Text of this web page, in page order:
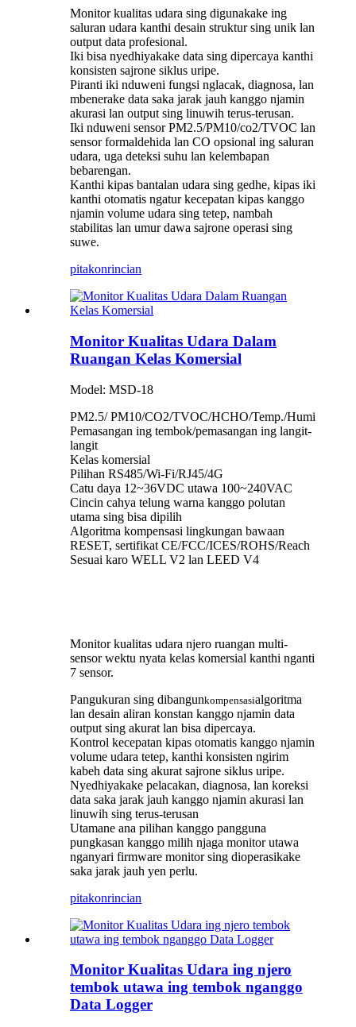
Monitor kualitas udara sing digunakake ing
saluran udara kanthi desain struktur sing unik lan
output data profesional.
Iki bisa nyedhiyakake data sing dipercaya kanthi
konsisten sajrone siklus uripe.
Piranti iki nduweni fungsi nglacak, diagnosa, lan
mbenerake data saka jarak jauh kanggo njamin
akurasi lan output sing linuwih terus-terusan.
Iki nduweni sensor PM2.5/PM10/co2/TVOC lan
sensor formaldehida lan CO opsional ing saluran
udara, uga deteksi suhu lan kelembapan
bebarengan.
Kanthi kipas bantalan udara sing gedhe, kipas iki
kanthi otomatis ngatur kecepatan kipas kanggo
njamin volume udara sing tetep, nambah
stabilitas lan umur dawa sajrone operasi sing
suwe.
pitakonrincian
Monitor Kualitas Udara Dalam
Ruangan Kelas Komersial
Model: MSD-18
PM2.5/ PM10/CO2/TVOC/HCHO/Temp./Humi
Pemasangan ing tembok/pemasangan ing langit-
langit
Kelas komersial
Pilihan RS485/Wi-Fi/RJ45/4G
Catu daya 12~36VDC utawa 100~240VAC
Cincin cahya telung warna kanggo polutan
utama sing bisa dipilih
Algoritma kompensasi lingkungan bawaan
RESET, sertifikat CE/FCC/ICES/ROHS/Reach
Sesuai karo WELL V2 lan LEED V4
Monitor kualitas udara njero ruangan multi-
sensor wektu nyata kelas komersial kanthi nganti
7 sensor.
Pangukuran sing dibangunkompensasialgoritma
lan desain aliran konstan kanggo njamin data
output sing akurat lan bisa dipercaya.
Kontrol kecepatan kipas otomatis kanggo njamin
volume udara tetep, kanthi konsisten ngirim
kabeh data sing akurat sajrone siklus uripe.
Nyedhiyakake pelacakan, diagnosa, lan koreksi
data saka jarak jauh kanggo njamin akurasi lan
linuwih sing terus-terusan
Utamane ana pilihan kanggo pangguna
pungkasan kanggo milih njaga monitor utawa
nganyari firmware monitor sing dioperasikake
saka jarak jauh yen perlu.
pitakonrincian
Monitor Kualitas Udara ing njero
tembok utawa ing tembok nganggo
Data Logger